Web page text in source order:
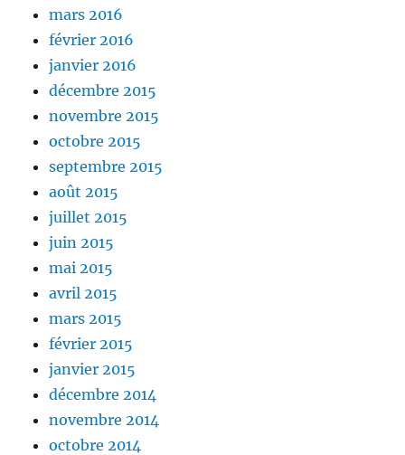
mars 2016
février 2016
janvier 2016
décembre 2015
novembre 2015
octobre 2015
septembre 2015
août 2015
juillet 2015
juin 2015
mai 2015
avril 2015
mars 2015
février 2015
janvier 2015
décembre 2014
novembre 2014
octobre 2014